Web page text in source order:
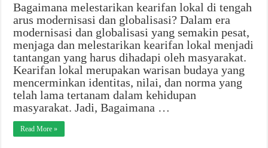
Bagaimana melestarikan kearifan lokal di tengah
arus modernisasi dan globalisasi? Dalam era
modernisasi dan globalisasi yang semakin pesat,
menjaga dan melestarikan kearifan lokal menjadi
tantangan yang harus dihadapi oleh masyarakat.
Kearifan lokal merupakan warisan budaya yang
mencerminkan identitas, nilai, dan norma yang
telah lama tertanam dalam kehidupan
masyarakat. Jadi, Bagaimana …
Read More »